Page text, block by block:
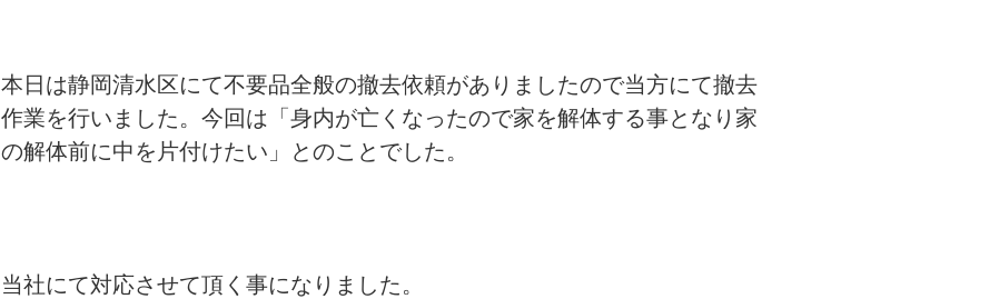
本日は静岡清水区にて不要品全般の撤去依頼がありましたので当方にて撤去
作業を行いました。今回は「身内が亡くなったので家を解体する事となり家
の解体前に中を片付けたい」とのことでした。
当社にて対応させて頂く事になりました。